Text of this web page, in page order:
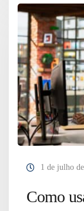
1 de julho
Como